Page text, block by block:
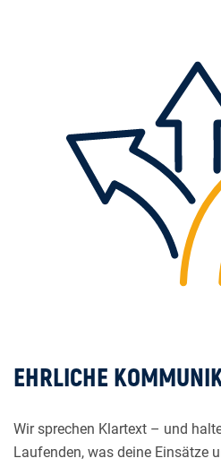
EHRLICHE
Wir sprechen Klartext – und
Laufenden, was deine Einsätze